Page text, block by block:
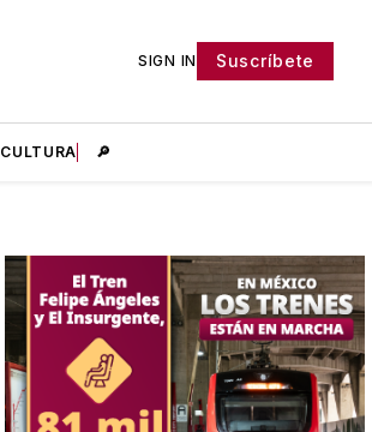
SIGN IN Suscríbete
CULTURA 🔎